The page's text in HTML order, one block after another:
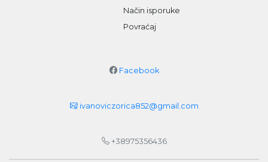
Način isporuke
Povraćaj
Facebook
ivanoviczorica852@gmail.com
+38975356436